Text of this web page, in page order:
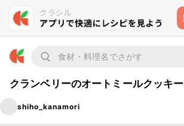
クランベリーのオートミールクッキー
shiho_kanamori